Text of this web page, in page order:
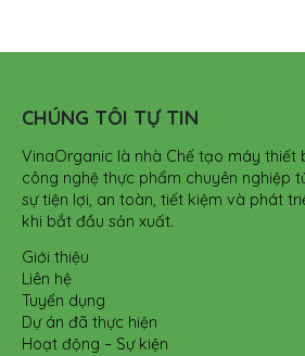
CHÚNG TÔI TỰ TIN
VinaOrganic là nhà Chế tạo máy thiết
công nghệ thực phẩm chuyên nghiệp
sự tiện lợi, an toàn, tiết kiệm và phát
khi bắt đầu sản xuất.
Giới thiệu
Liên hệ
Tuyển dụng
Dự án đã thực hiện
Hoạt động – Sự kiện